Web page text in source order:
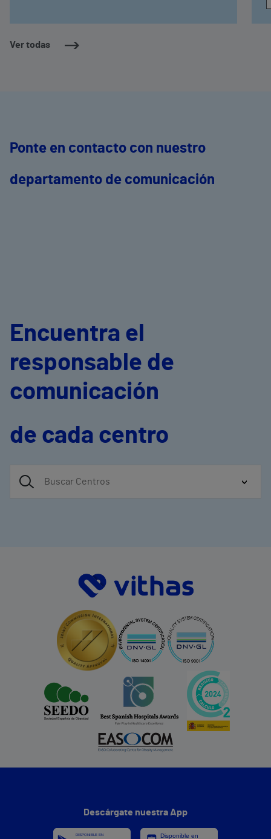
Ver todas
Ponte en contacto con nuestro
departamento de comunicación
Encuentra el
responsable de
comunicación
de cada centro
Descárgate nuestra App